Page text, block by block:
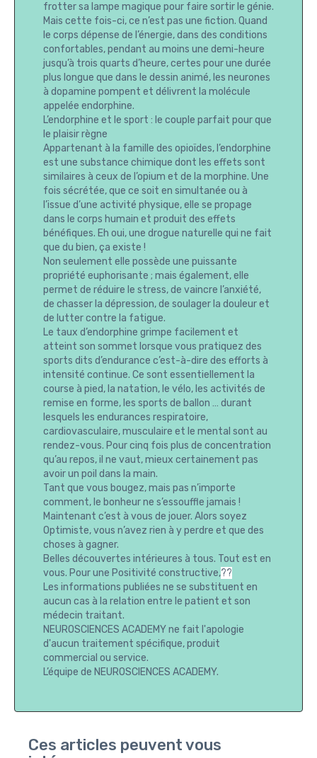
frotter sa lampe magique pour faire sortir le génie.
Mais cette fois-ci, ce n’est pas une fiction. Quand
le corps dépense de l’énergie, dans des conditions
confortables, pendant au moins une demi-heure
jusqu’à trois quarts d’heure, certes pour une durée
plus longue que dans le dessin animé, les neurones
à dopamine pompent et délivrent la molécule
appelée endorphine.
L’endorphine et le sport : le couple parfait pour que
le plaisir règne
Appartenant à la famille des opioïdes, l’endorphine
est une substance chimique dont les effets sont
similaires à ceux de l’opium et de la morphine. Une
fois sécrétée, que ce soit en simultanée ou à
l’issue d’une activité physique, elle se propage
dans le corps humain et produit des effets
bénéfiques. Eh oui, une drogue naturelle qui ne fait
que du bien, ça existe !
Non seulement elle possède une puissante
propriété euphorisante ; mais également, elle
permet de réduire le stress, de vaincre l’anxiété,
de chasser la dépression, de soulager la douleur et
de lutter contre la fatigue.
Le taux d’endorphine grimpe facilement et
atteint son sommet lorsque vous pratiquez des
sports dits d’endurance c’est-à-dire des efforts à
intensité continue. Ce sont essentiellement la
course à pied, la natation, le vélo, les activités de
remise en forme, les sports de ballon … durant
lesquels les endurances respiratoire,
cardiovasculaire, musculaire et le mental sont au
rendez-vous. Pour cinq fois plus de concentration
qu’au repos, il ne vaut, mieux certainement pas
avoir un poil dans la main.
Tant que vous bougez, mais pas n’importe
comment, le bonheur ne s’essouffle jamais !
Maintenant c’est à vous de jouer. Alors soyez
Optimiste, vous n’avez rien à y perdre et que des
choses à gagner.
Belles découvertes intérieures à tous. Tout est en
vous. Pour une Positivité constructive,??
Les informations publiées ne se substituent en
aucun cas à la relation entre le patient et son
médecin traitant.
NEUROSCIENCES ACADEMY ne fait l'apologie
d'aucun traitement spécifique, produit
commercial ou service.
L’équipe de NEUROSCIENCES ACADEMY.
Ces articles peuvent vous